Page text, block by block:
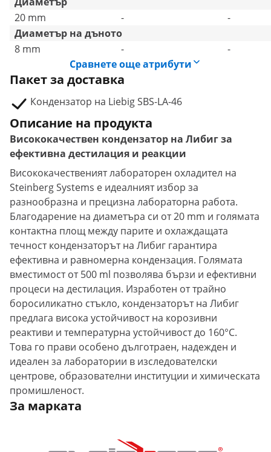
20 mm
-
-
Диаметър на дъното
8 mm
-
-
Сравнете още атрибути
Пакет за доставка
Кондензатор на Liebig SBS-LA-46
Описание на продукта
Висококачествен кондензатор на Либиг за
ефективна дестилация и реакции
Висококачественият лабораторен охладител на
Steinberg Systems е идеалният избор за
разнообразна и прецизна лабораторна работа.
Благодарение на диаметъра си от 20 mm и голямата
контактна площ между парите и охлаждащата
течност кондензаторът на Либиг гарантира
ефективна и равномерна кондензация. Голямата
вместимост от 500 ml позволява бързи и ефективни
процеси на дестилация. Изработен от трайно
боросиликатно стъкло, кондензаторът на Либиг
предлага висока устойчивост на корозивни
реактиви и температурна устойчивост до 160°C.
Това го прави особено дълготраен, надежден и
идеален за лаборатории в изследователски
центрове, образователни институции и химическата
промишленост.
За марката